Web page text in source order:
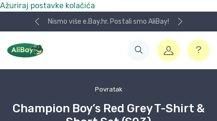
Ažuriraj postavke kolačića
Nismo više e.Bay.hr. Postali smo AliBay!
Povratak
Champion Boy’s Red Grey T-Shirt &